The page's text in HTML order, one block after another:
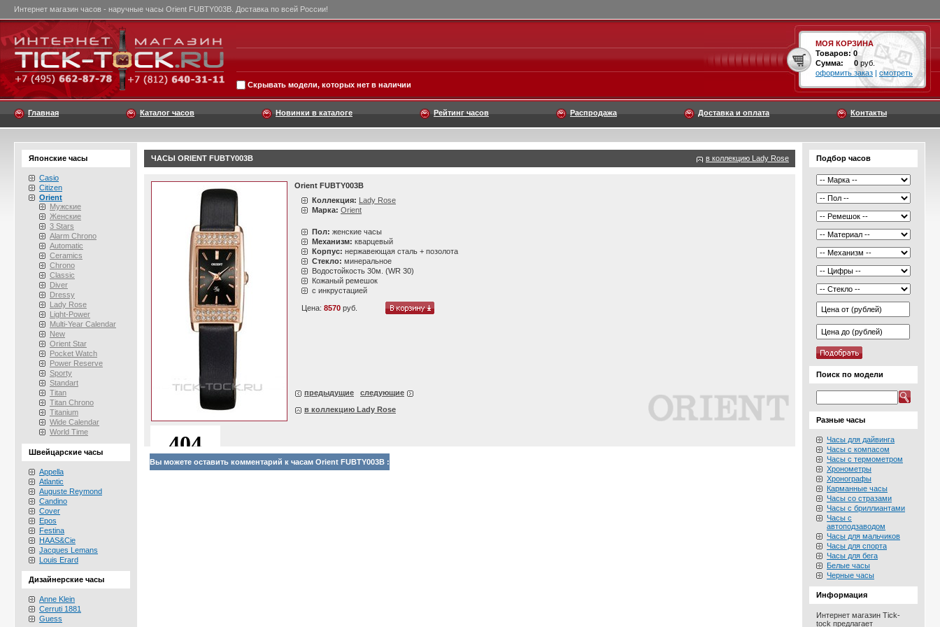
Интернет магазин часов - наручные часы Orient FUBTY003B. Доставка по всей России!
Скрывать модели, которых нет в наличии
МОЯ КОРЗИНА
Товаров: 0
Сумма:
0 руб.
оформить заказ | смотреть
Главная Каталог часов Новинки в каталоге Рейтинг часов Распродажа Доставка и оплата Контакты
Японские часы
Casio
Citizen
Orient
Мужские
Женские
3 Stars
Alarm Chrono
Automatic
Ceramics
Chrono
Classic
Diver
Dressy
Lady Rose
Light-Power
Multi-Year Calendar
New
Orient Star
Pocket Watch
Power Reserve
Sporty
Standart
Titan
Titan Chrono
Titanium
Wide Calendar
World Time
Швейцарские часы
Appella
Atlantic
Auguste Reymond
Candino
Cover
Epos
Festina
HAAS&Cie
Jacques Lemans
Louis Erard
Дизайнерские часы
Anne Klein
Cerruti 1881
Guess
ЧАСЫ ORIENT FUBTY003B в коллекцию Lady Rose
Orient FUBTY003B
Коллекция: Lady Rose
Марка: Orient
Пол: женские часы
Механизм: кварцевый
Корпус: нержавеющая сталь + позолота
Стекло: минеральное
Водостойкость 30м. (WR 30)
Кожаный ремешок
с инкрустацией
Цена: 8570 руб.
предыдущие
следующие
в коллекцию Lady Rose
Вы можете оставить комментарий к часам Orient FUBTY003B :
Подбор часов
Поиск по модели
Разные часы
Часы для дайвинга
Часы с компасом
Часы с термометром
Хронометры
Хронографы
Карманные часы
Часы со стразами
Часы с бриллиантами
Часы с
автоподзаводом
Часы для мальчиков
Часы для спорта
Часы для бега
Белые часы
Черные часы
Информация
Интернет магазин Tick-
tock предлагает